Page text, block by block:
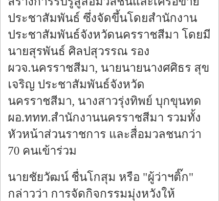
ประชาสัมพันธ์ ซึ่งจัดขึ้นโดยสำนักงาน
ประชาสัมพันธ์จังหวัดนครราชสีมา โดยมี
นายสุรพันธ์ ศิลปสุวรรณ รอง
ผวจ.นครราชสีมา, นายนายนางศศิธร สุข
เจริญ ประชาสัมพันธ์จังหวัด
นครราชสีมา, นางสาวรุ่งทิพย์ บุกขุนทด
ผอ.ททท.สำนักงานนครราชสีมา รวมทั้ง
หัวหน้าส่วนราชการ และสื่อมวลชนกว่า
70 คนเข้าร่วม
นายชัยวัฒน์ ชื่นโกสุม หรือ "ผู้ว่าฯติ๊ก"
กล่าวว่า การจัดกิจกรรมมุ่งหวังให้